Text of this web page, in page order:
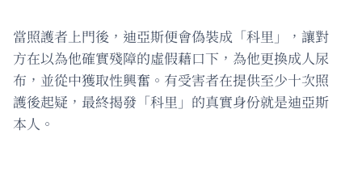
當照護者上門後，迪亞斯便會偽裝成「科里」，讓對
方在以為他確實殘障的虛假藉口下，為他更換成人尿
布，並從中獲取性興奮。有受害者在提供至少十次照
護後起疑，最終揭發「科里」的真實身份就是迪亞斯
本人。